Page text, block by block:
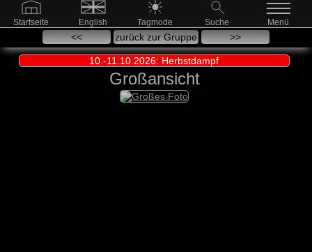
Startseite English Tagmode Suche Menü
<< zurück zur Gruppe >>
10.-11.10.2026: Herbstdampf
Großansicht